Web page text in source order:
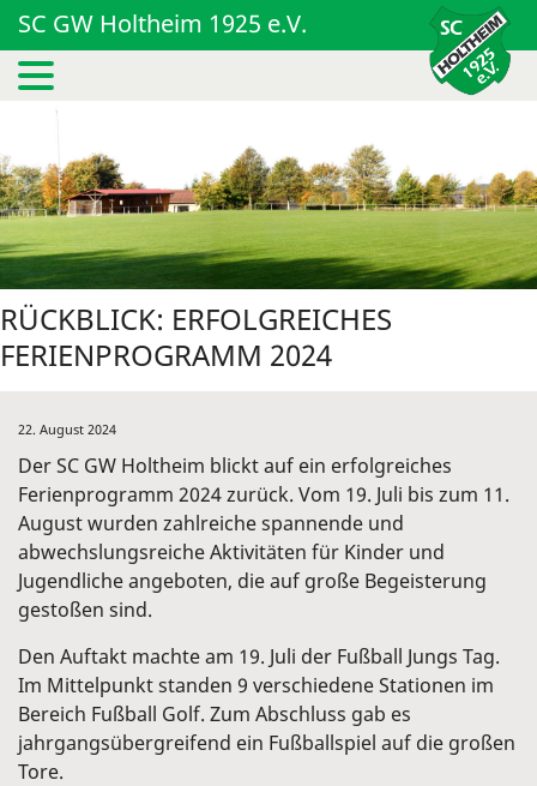
SC GW Holtheim 1925 e.V.
RÜCKBLICK: ERFOLGREICHES
FERIENPROGRAMM 2024
22. August 2024
Der SC GW Holtheim blickt auf ein erfolgreiches
Ferienprogramm 2024 zurück. Vom 19. Juli bis zum 11.
August wurden zahlreiche spannende und
abwechslungsreiche Aktivitäten für Kinder und
Jugendliche angeboten, die auf große Begeisterung
gestoßen sind.
Den Auftakt machte am 19. Juli der Fußball Jungs Tag.
Im Mittelpunkt standen 9 verschiedene Stationen im
Bereich Fußball Golf. Zum Abschluss gab es
jahrgangsübergreifend ein Fußballspiel auf die großen
Tore.